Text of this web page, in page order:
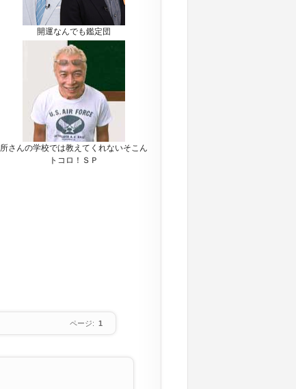
開運なんでも鑑定団
所さんの学校では教えてくれないそこん
トコロ！ＳＰ
ページ: 1